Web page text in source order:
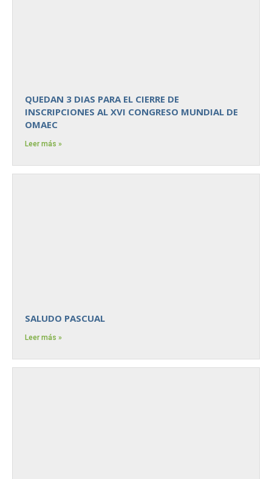
QUEDAN 3 DIAS PARA EL CIERRE DE
INSCRIPCIONES AL XVI CONGRESO MUNDIAL DE
OMAEC
Leer más »
SALUDO PASCUAL
Leer más »